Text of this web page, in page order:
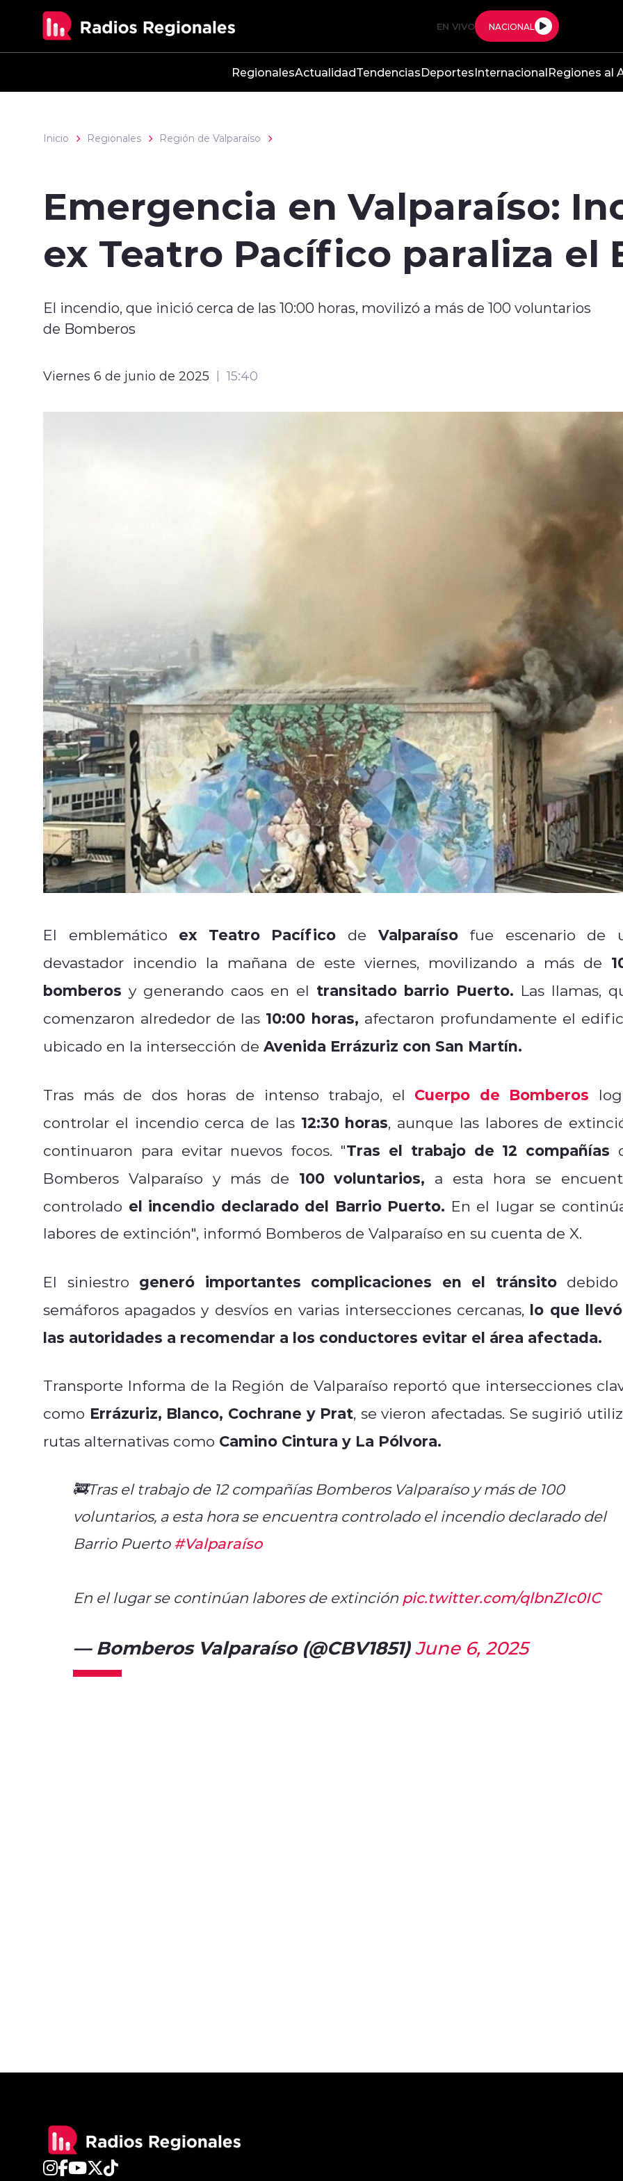
EN VIVO NACIONAL
RegionalesActualidadTendenciasDeportesInternacionalRegiones al
Inicio Regionales Región de Valparaíso
Emergencia en Valparaíso:
ex Teatro Pacífico paraliza el
El incendio, que inició cerca de las 10:00 horas, movilizó a más de 100 voluntarios
de Bomberos
Viernes 6 de junio de 2025 15:40
El emblemático ex Teatro Pacífico de Valparaísofue escenario de
devastador incendio la mañana de este viernes, movilizando a más de
bomberos y generando caos en el transitado barrio Puerto. Las llamas,
comenzaron alrededor de las 10:00 horas, afectaron profundamente el
ubicado en la intersección de Avenida Errázuriz con San Martín.
Tras más de dos horas de intenso trabajo, el Cuerpo de Bomberos
controlar el incendio cerca de las12:30 horas, aunque las labores de
continuaron para evitar nuevos focos. "Tras el trabajo de 12 compañías
Bomberos Valparaíso y más de 100 voluntarios, a esta hora se
controlado el incendio declarado del Barrio Puerto. En el lugar se
labores de extinción", informó Bomberos de Valparaíso en su cuenta de X.
El siniestro generó importantes complicaciones en el tránsito
semáforos apagados y desvíos en varias intersecciones cercanas, lo que
las autoridades a recomendar a los conductores evitar el área afectada.
Transporte Informa de la Región de Valparaíso reportó que intersecciones
como Errázuriz, Blanco, Cochrane y Prat, se vieron afectadas. Se sugirió
rutas alternativas como Camino Cintura y La Pólvora.
🚒Tras el trabajo de 12 compañías Bomberos Valparaíso y más de 100
voluntarios, a esta hora se encuentra controlado el incendio declarado del
Barrio Puerto#Valparaíso
En el lugar se continúan labores de extinción pic.twitter.com/qlbnZIc0IC
— Bomberos Valparaíso (@CBV1851)June 6, 2025